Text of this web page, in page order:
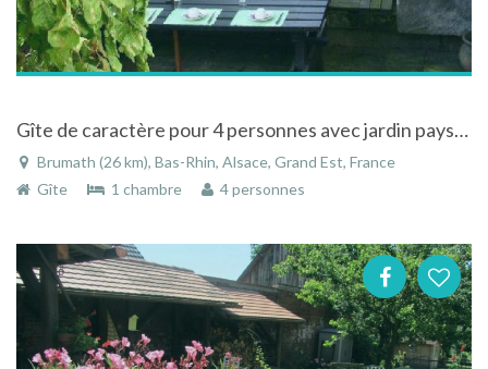
Gîte de caractère pour 4 personnes avec jardin paysagé dans une maison proche de Strasbourg
Brumath (26 km), Bas-Rhin, Alsace, Grand Est, France
Gîte
1 chambre 4 personnes